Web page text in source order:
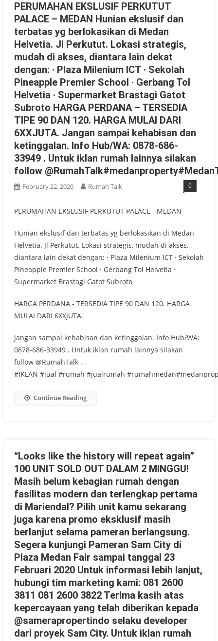
PERUMAHAN EKSLUSIF PERKUTUT
PALACE – MEDAN Hunian ekslusif dan
terbatas yg berlokasikan di Medan
Helvetia. Jl Perkutut. Lokasi strategis,
mudah di akses, diantara lain dekat
dengan: · Plaza Milenium ICT · Sekolah
Pineapple Premier School · Gerbang Tol
Helvetia · Supermarket Brastagi Gatot
Subroto HARGA PERDANA – TERSEDIA
TIPE 90 DAN 120. HARGA MULAI DARI
6XXJUTA. Jangan sampai kehabisan dan
ketinggalan. Info Hub/WA: 0878-686-
33949 . Untuk iklan rumah lainnya silakan
follow
February 22, 2020 Rumah Talk 0
PERUMAHAN EKSLUSIF PERKUTUT PALACE - MEDAN
Hunian ekslusif dan terbatas yg berlokasikan di Medan
Helvetia. Jl Perkutut. Lokasi strategis, mudah di akses,
diantara lain dekat dengan: · Plaza Milenium ICT · Sekolah
Pineapple Premier School · Gerbang Tol Helvetia ·
Supermarket Brastagi Gatot Subroto
HARGA PERDANA - TERSEDIA TIPE 90 DAN 120. HARGA
MULAI DARI 6XXJUTA.
Jangan sampai kehabisan dan ketinggalan. Info Hub/WA:
0878-686-33949 . Untuk iklan rumah lainnya silakan
follow @RumahTalk . .
#IKLAN #jual #rumah #jualrumah
Continue Reading
“Looks like the history will repeat again”
100 UNIT SOLD OUT DALAM 2 MINGGU!
Masih belum kebagian rumah dengan
fasilitas modern dan terlengkap pertama
di Mariendal? Pilih unit kamu sekarang
juga karena promo eksklusif masih
berlanjut selama pameran berlangsung.
Segera kunjungi Pameran Sam City di
Plaza Medan Fair sampai tanggal 23
Februari 2020 Untuk informasi lebih lanjut,
hubungi tim marketing kami: 081 2600
3811 081 2600 3822 Terima kasih atas
kepercayaan yang telah diberikan kepada
@samerapropertindo selaku developer
dari proyek Sam City. Untuk iklan rumah